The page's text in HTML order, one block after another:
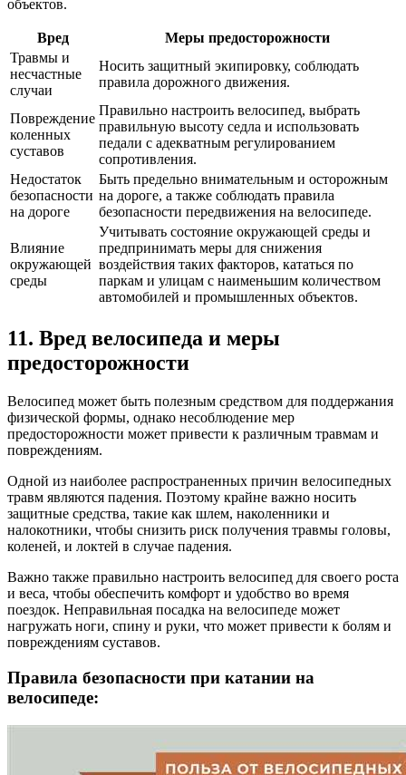
объектов.
Вред
Меры предосторожности
Травмы и
несчастные
случаи
Носить защитный экипировку, соблюдать
правила дорожного движения.
Повреждение
коленных
суставов
Правильно настроить велосипед, выбрать
правильную высоту седла и использовать
педали с адекватным регулированием
сопротивления.
Недостаток
безопасности
на дороге
Быть предельно внимательным и осторожным
на дороге, а также соблюдать правила
безопасности передвижения на велосипеде.
Влияние
окружающей
среды
Учитывать состояние окружающей среды и
предпринимать меры для снижения
воздействия таких факторов, кататься по
паркам и улицам с наименьшим количеством
автомобилей и промышленных объектов.
11. Вред велосипеда и меры
предосторожности
Велосипед может быть полезным средством для поддержания
физической формы, однако несоблюдение мер
предосторожности может привести к различным травмам и
повреждениям.
Одной из наиболее распространенных причин велосипедных
травм являются падения. Поэтому крайне важно носить
защитные средства, такие как шлем, наколенники и
налокотники, чтобы снизить риск получения травмы головы,
коленей, и локтей в случае падения.
Важно также правильно настроить велосипед для своего роста
и веса, чтобы обеспечить комфорт и удобство во время
поездок. Неправильная посадка на велосипеде может
нагружать ноги, спину и руки, что может привести к болям и
повреждениям суставов.
Правила безопасности при катании на
велосипеде: